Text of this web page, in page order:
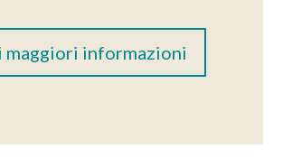
maggiori informazioni